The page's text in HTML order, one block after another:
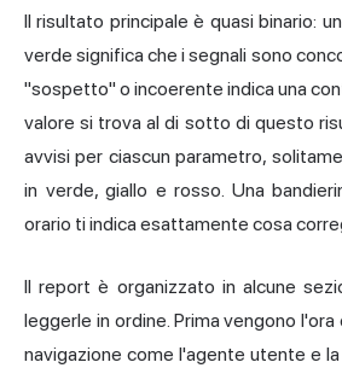
Il risultato principale è quasi binario:
verde significa che i segnali sono
"sospetto" o incoerente indica una
valore si trova al di sotto di questo
avvisi per ciascun parametro,
in verde, giallo e rosso. Una
orario ti indica esattamente cosa
Il report è organizzato in alcune
leggerle in ordine. Prima vengono l'ora
navigazione come l'agente utente e